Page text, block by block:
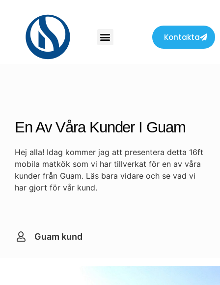
Kontakta
En Av Våra Kunder I Guam
Hej alla! Idag kommer jag att presentera detta 16ft
mobila matkök som vi har tillverkat för en av våra
kunder från Guam. Läs bara vidare och se vad vi
har gjort för vår kund.
Guam kund